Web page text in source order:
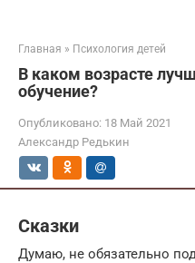
Главная » Психология детей
В каком возрасте
обучение?
Опубликовано: 18 Май 2021
Александр Редькин
Сказки
Думаю, не обязательно